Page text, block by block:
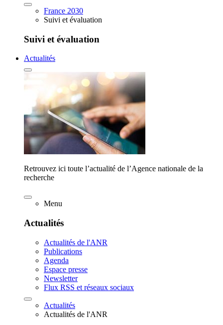
France 2030
Suivi et évaluation
Suivi et évaluation
Actualités
Retrouvez ici toute l’actualité de l’Agence nationale de la
recherche
Menu
Actualités
Actualités de l'ANR
Publications
Agenda
Espace presse
Newsletter
Flux RSS et réseaux sociaux
Actualités
Actualités de l'ANR